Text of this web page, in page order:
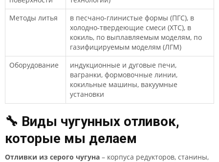
Методы литья
в песчано-глинистые формы (ПГС), в
холодно-твердеющие смеси (ХТС), в
кокиль, по выплавляемым моделям, по
газифицируемым моделям (ЛГМ)
Оборудование
индукционные и дуговые печи,
вагранки, формовочные линии,
кокильные машины, вакуумные
установки
🔧 Виды чугунных отливок,
которые мы делаем
Отливки из серого чугуна – корпуса редукторов, станины,